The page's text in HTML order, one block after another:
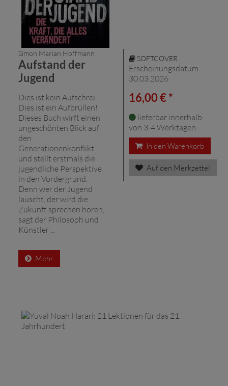
Simon Marian Hoffmann
Aufstand der
Jugend
Dies ist kein Aufschrei.
Dies ist ein Aufbrüllen!
Dieses Buch wirft einen
ungeschönten Blick auf
den
Generationenkonflikt
und stellt erstmals die
jugendliche Perspektive
in den Vordergrund.
Denn wer der Jugend
lauscht, der wird die
Zukunft sprechen hören,
sagt der Philosoph und
Künstler ...
Mehr
SOFTCOVER
Erscheinungsdatum:
30.03.2026
16,00 € *
lieferbar innerhalb
von 3-4 Werktagen
In den Warenkorb
Auf den Merkzettel